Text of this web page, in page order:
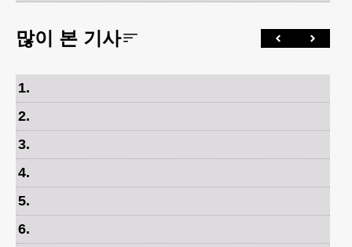
많이 본 기사
1.
2.
3.
4.
5.
6.